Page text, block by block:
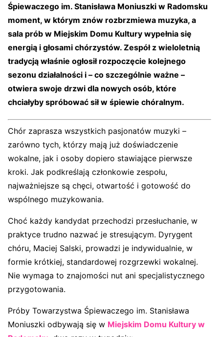
Śpiewaczego im. Stanisława Moniuszki w Radomsku
moment, w którym znów rozbrzmiewa muzyka, a
sala prób w Miejskim Domu Kultury wypełnia się
energią i głosami chórzystów. Zespół z wieloletnią
tradycją właśnie ogłosił rozpoczęcie kolejnego
sezonu działalności i – co szczególnie ważne –
otwiera swoje drzwi dla nowych osób, które
chciałyby spróbować sił w śpiewie chóralnym.
Chór zaprasza wszystkich pasjonatów muzyki –
zarówno tych, którzy mają już doświadczenie
wokalne, jak i osoby dopiero stawiające pierwsze
kroki. Jak podkreślają członkowie zespołu,
najważniejsze są chęci, otwartość i gotowość do
wspólnego muzykowania.
Choć każdy kandydat przechodzi przesłuchanie, w
praktyce trudno nazwać je stresującym. Dyrygent
chóru, Maciej Salski, prowadzi je indywidualnie, w
formie krótkiej, standardowej rozgrzewki wokalnej.
Nie wymaga to znajomości nut ani specjalistycznego
przygotowania.
Próby Towarzystwa Śpiewaczego im. Stanisława
Moniuszki odbywają się w Miejskim Domu Kultury w